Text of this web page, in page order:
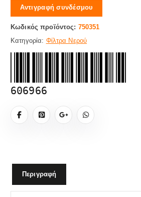
Αντιγραφή συνδέσμου
Κωδικός προϊόντος: 750351
Κατηγορία: Φίλτρα Νερού
606966
Περιγραφή